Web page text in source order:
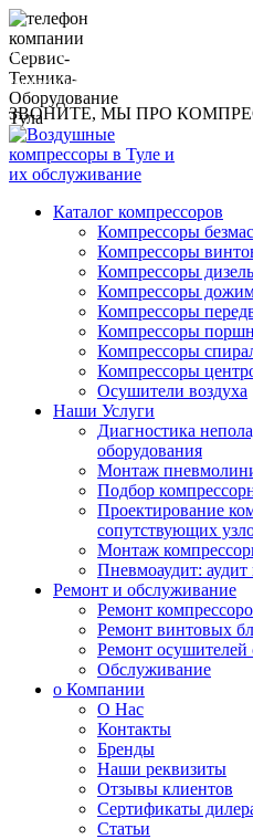
8 (960) 593-1219
compressor@toolsmachines.ru
ЗВОНИТЕ, МЫ ПРО
Каталог компрессоров
Компрессоры
Компрессоры
Компрессоры
Компрессоры
Компрессоры
Компрессоры
Компрессоры
Компрессоры
Осушители воздуха
Наши Услуги
Диагностика
оборудования
Монтаж
Подбор
Проектирование
сопутствующих
Монтаж
Пневмоаудит:
Ремонт и обслуживание
Ремонт
Ремонт винтовых
Ремонт осушителей
Обслуживание
о Компании
О Нас
Контакты
Бренды
Наши реквизиты
Отзывы клиентов
Сертификаты
Статьи